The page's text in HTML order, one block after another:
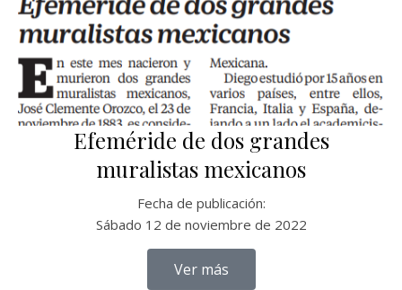
Efeméride de dos grandes
muralistas mexicanos
Fecha de publicación:
Sábado 12 de noviembre de 2022
Ver más